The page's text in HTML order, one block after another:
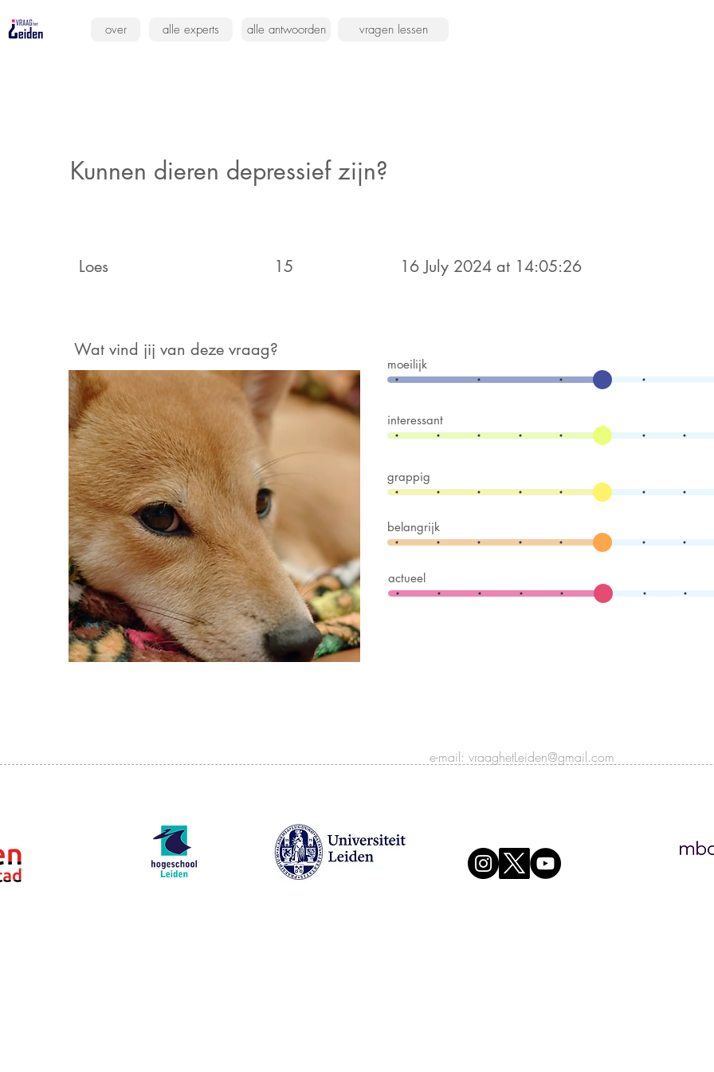
over alle experts alle antwoorden vragen lessen
Kunnen dieren depressief zijn?
Loes 15 16 July 2024 at 14:05:26
Wat vind jij van deze vraag?
moeilijk
interessant
grappig
belangrijk
actueel
e-mail: vraaghetLeiden@gmail.com